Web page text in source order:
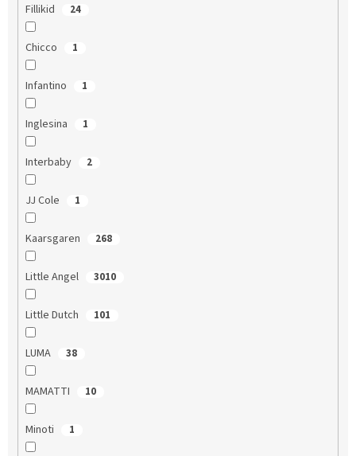
Fillikid 24
Chicco 1
Infantino 1
Inglesina 1
Interbaby 2
JJ Cole 1
Kaarsgaren 268
Little Angel 3010
Little Dutch 101
LUMA 38
MAMATTI 10
Minoti 1